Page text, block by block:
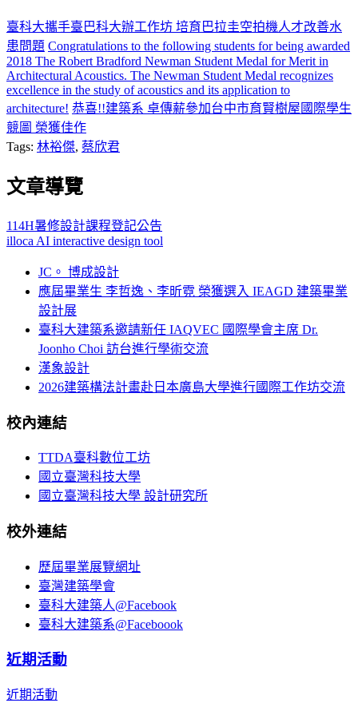
臺科大攜手臺巴科大辦工作坊 培育巴拉圭空拍機人才改善水
患問題 Congratulations to the following students for being awarded
2018 The Robert Bradford Newman Student Medal for Merit in
Architectural Acoustics. The Newman Student Medal recognizes
excellence in the study of acoustics and its application to
architecture! 恭喜!!建築系 卓傳薪參加台中市育賢樹屋國際學生
競圖 榮獲佳作
Tags: 林裕傑, 蔡欣君
文章導覽
114H暑修設計課程登記公告
illoca AI interactive design tool
JC。 博成設計
應屆畢業生 李哲逸、李昕霓 榮獲選入 IEAGD 建築畢業
設計展
臺科大建築系邀請新任 IAQVEC 國際學會主席 Dr.
Joonho Choi 訪台進行學術交流
漢象設計
2026建築構法計畫赴日本廣島大學進行國際工作坊交流
校內連結
TTDA臺科數位工坊
國立臺灣科技大學
國立臺灣科技大學 設計研究所
校外連結
歷屆畢業展覽網址
臺灣建築學會
臺科大建築人@Facebook
臺科大建築系@Faceboook
近期活動
近期活動